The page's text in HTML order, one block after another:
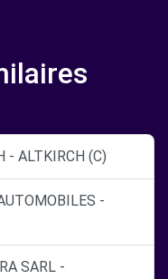
- ALTKIRCH (C)
-
SARL -